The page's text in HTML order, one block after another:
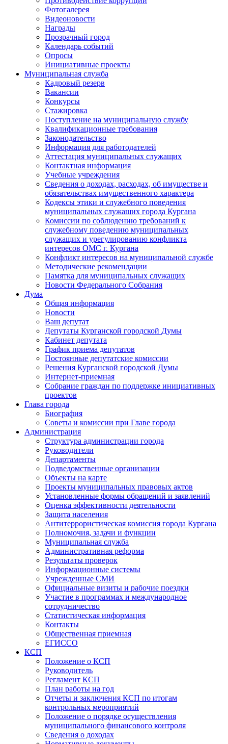
Фотогалерея
Видеоновости
Награды
Прозрачный город
Календарь событий
Опросы
Инициативные проекты
Муниципальная служба
Кадровый резерв
Вакансии
Конкурсы
Стажировка
Поступление на муниципальную службу
Квалификационные требования
Законодательство
Информация для работодателей
Аттестация муниципальных служащих
Контактная информация
Учебные учреждения
Сведения о доходах, расходах, об имуществе и
обязательствах имущественного характера
Кодексы этики и служебного поведения
муниципальных служащих города Кургана
Комиссии по соблюдению требований к
служебному поведению муниципальных
служащих и урегулированию конфликта
интересов ОМС г. Кургана
Конфликт интересов на муниципальной службе
Методические рекомендации
Памятка для муниципальных служащих
Новости Федерального Cобрания
Дума
Общая информация
Новости
Ваш депутат
Депутаты Курганской городской Думы
Кабинет депутата
График приема депутатов
Постоянные депутатские комиссии
Решения Курганской городской Думы
Интернет-приемная
Собрание граждан по поддержке инициативных
проектов
Глава города
Биография
Советы и комиссии при Главе города
Администрация
Структура администрации города
Руководители
Департаменты
Подведомственные организации
Объекты на карте
Проекты муниципальных правовых актов
Установленные формы обращений и заявлений
Оценка эффективности деятельности
Защита населения
Антитеррористическая комиссия города Кургана
Полномочия, задачи и функции
Муниципальная служба
Административная реформа
Результаты проверок
Информационные системы
Учрежденные СМИ
Официальные визиты и рабочие поездки
Участие в программах и международное
сотрудничество
Статистическая информация
Контакты
Общественная приемная
ЕГИССО
КСП
Положение о КСП
Руководитель
Регламент КСП
План работы на год
Отчеты и заключения КСП по итогам
контрольных мероприятий
Положение о порядке осуществления
муниципального финансового контроля
Сведения о доходах